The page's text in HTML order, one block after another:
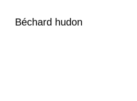
Béchard hudon